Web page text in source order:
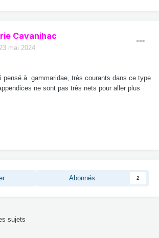
Cavanihac
mai 2024
pensé à gammaridae, très courants dans ce type
ne sont pas très nets pour aller plus
Abonnés 2
sujets